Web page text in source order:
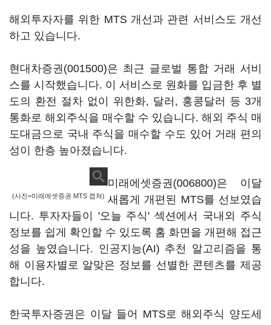
해외투자자를 위한 MTS 개선과 관련 서비스도 개선
하고 있습니다.
현대차증권(001500)은 최근 글로벌 통합 거래 서비
스를 시작했습니다. 이 서비스로 원화를 입금한 후 별
도의 환전 절차 없이 위한화, 달러, 홍콩달러 등 3개
통화로 해외주식을 매수할 수 있습니다. 해외 주식 매
도대금으로 국내 주식을 매수할 수도 있어 거래 편의
성이 한층 높아졌습니다.
(사진=미래에셋증권 MTS 캡쳐)
미래에셋증권(006800)은 이달
새롭게 개편된 MTS를 선보였습
니다. 투자자들이 '오늘 주식' 섹션에서 국내외 주식
정보를 쉽게 확인할 수 있도록 홈 화면을 개편해 접근
성을 높였습니다. 인공지능(AI) 추천 알고리즘을 통
해 이용자별로 알맞은 정보를 선별한 콘텐츠를 제공
합니다.
한국투자증권은 이달 들어 MTS로 해외주식 양도세